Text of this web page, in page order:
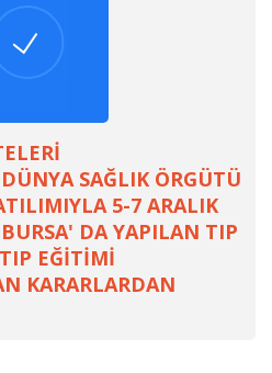
SAĞLIK ÖRGÜTÜ
5-7 ARALIK
DA YAPILAN TIP
EĞİTİMİ
KARARLARDAN